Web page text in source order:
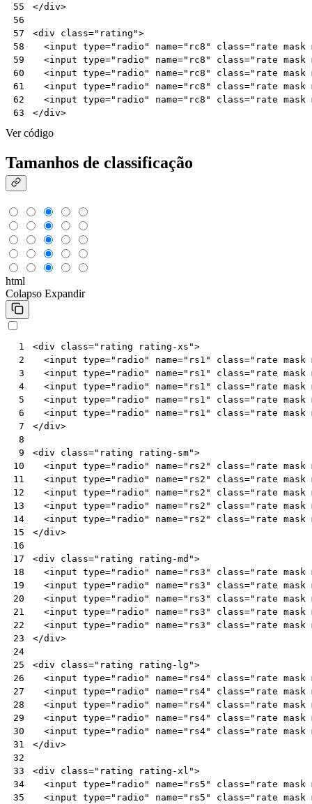
55
56
57
58
59
60
61
62
63
</div>
<div class="rating">
<input type="radio" name="rc8" class="rate
<input type="radio" name="rc8" class="rate
<input type="radio" name="rc8" class="rate
<input type="radio" name="rc8" class="rate
<input type="radio" name="rc8" class="rate
</div>
Ver código
Tamanhos de classificação
html
Colapso Expandir
1
2
3
4
5
6
7
8
9
10
11
12
13
14
15
16
17
18
19
20
21
22
23
24
25
26
27
28
29
30
31
32
33
34
35
<div class="rating rating-xs">
<input type="radio" name="rs1" class="rate mask
<input type="radio" name="rs1" class="rate mask
<input type="radio" name="rs1" class="rate mask
<input type="radio" name="rs1" class="rate mask
<input type="radio" name="rs1" class="rate mask
</div>
<div class="rating rating-sm">
<input type="radio" name="rs2" class="rate mask
<input type="radio" name="rs2" class="rate mask
<input type="radio" name="rs2" class="rate mask
<input type="radio" name="rs2" class="rate mask
<input type="radio" name="rs2" class="rate mask
</div>
<div class="rating rating-md">
<input type="radio" name="rs3" class="rate mask
<input type="radio" name="rs3" class="rate mask
<input type="radio" name="rs3" class="rate mask
<input type="radio" name="rs3" class="rate mask
<input type="radio" name="rs3" class="rate mask
</div>
<div class="rating rating-lg">
<input type="radio" name="rs4" class="rate mask
<input type="radio" name="rs4" class="rate mask
<input type="radio" name="rs4" class="rate mask
<input type="radio" name="rs4" class="rate mask
<input type="radio" name="rs4" class="rate mask
</div>
<div class="rating rating-xl">
<input type="radio" name="rs5" class="rate mask
<input type="radio" name="rs5" class="rate mask